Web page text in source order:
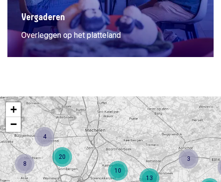
Vergaderen
Overleggen op het platteland
4
8
10
20
13
3
+
−